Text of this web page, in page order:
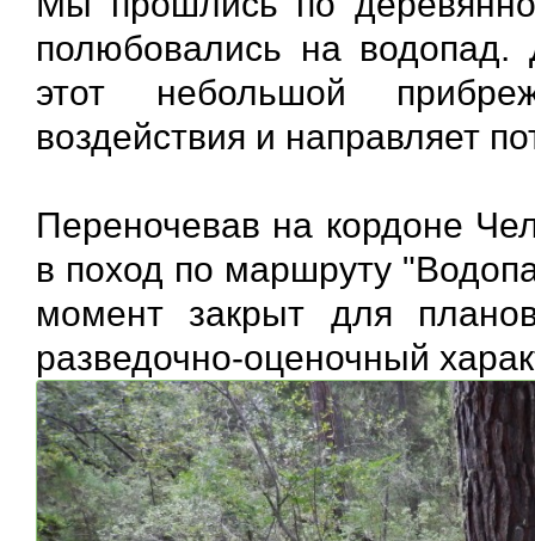
полюбовались на
этот небольшой
воздействия и направляет
Переночевав на кордоне
в поход по маршруту
момент закрыт для
разведочно-оценочный